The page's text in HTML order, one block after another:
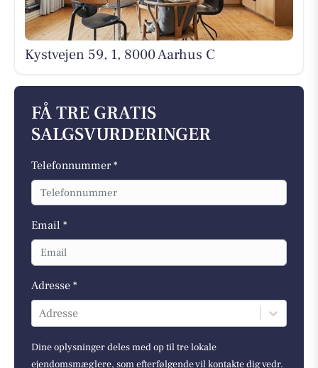
Kystvejen 59, 1, 8000 Aarhus C
FÅ TRE GRATIS
SALGSVURDERINGER
Telefonnummer *
Email *
Adresse *
Adresse
Dine oplysninger deles med op til tre lokale
ejendomsmæglere, som efterfølgende vil kontakte dig vedr.